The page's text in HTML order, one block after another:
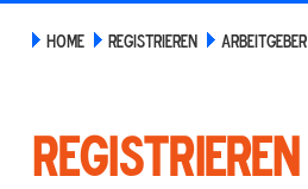
HOME REGISTRIEREN ARBEITGEBER
Registrieren